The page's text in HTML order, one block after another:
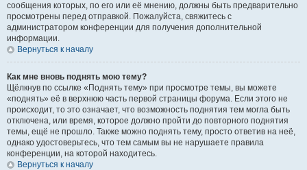
сообщения которых, по его или её мнению, должны быть предварительно
просмотрены перед отправкой. Пожалуйста, свяжитесь с
администратором конференции для получения дополнительной
информации.
Вернуться к началу
Как мне вновь поднять мою тему?
Щёлкнув по ссылке «Поднять тему» при просмотре темы, вы можете
«поднять» её в верхнюю часть первой страницы форума. Если этого не
происходит, то это означает, что возможность поднятия тем могла быть
отключена, или время, которое должно пройти до повторного поднятия
темы, ещё не прошло. Также можно поднять тему, просто ответив на неё,
однако удостоверьтесь, что тем самым вы не нарушаете правила
конференции, на которой находитесь.
Вернуться к началу